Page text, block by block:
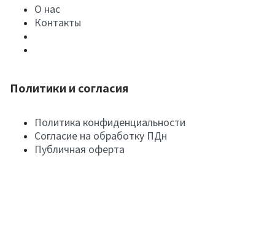
О нас
Контакты
Политики и согласия
Политика конфиденциальности
Согласие на обработку ПДн
Публичная оферта